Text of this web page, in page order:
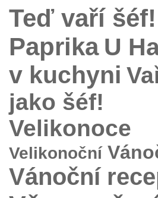
Teď vaří šéf!
Paprika U
v kuchyni
jako šéf!
Velikonoce
Velikonoční
Vánoční